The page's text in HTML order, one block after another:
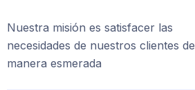
Nuestra misión es satisfacer las
necesidades de nuestros clientes de
manera esmerada